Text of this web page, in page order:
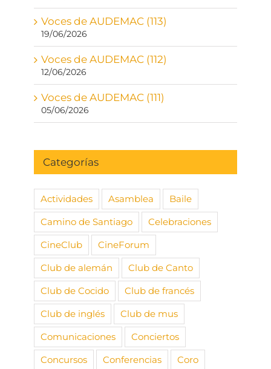
Voces de AUDEMAC (113)
19/06/2026
Voces de AUDEMAC (112)
12/06/2026
Voces de AUDEMAC (111)
05/06/2026
Categorías
Actividades Asamblea
Baile
Camino de Santiago
Celebraciones
CineClub
CineForum
Club de alemán
Club de Canto
Club de Cocido
Club de francés
Club de inglés
Club de mus
Comunicaciones
Conciertos
Concursos
Conferencias
Coro